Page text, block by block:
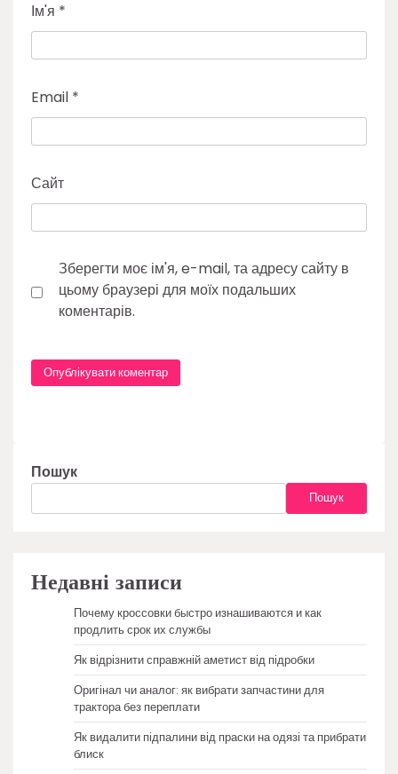
Ім'я *
Email *
Сайт
Зберегти моє ім'я, e-mail, та адресу сайту в
цьому браузері для моїх подальших
коментарів.
Пошук
Пошук
Недавні записи
Почему кроссовки быстро изнашиваются и как
продлить срок их службы
Як відрізнити справжній аметист від підробки
Оригінал чи аналог: як вибрати запчастини для
трактора без переплати
Як видалити підпалини від праски на одязі та прибрати
блиск